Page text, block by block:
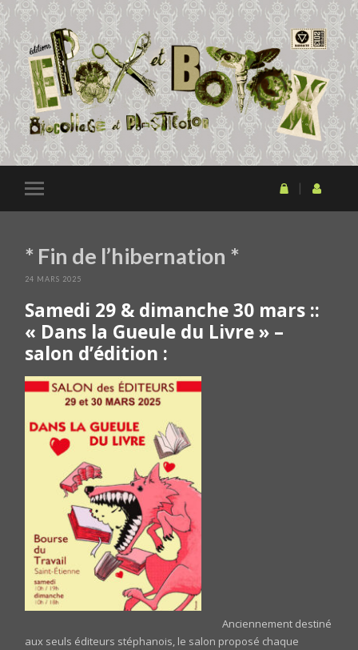
* Fin de l’hibernation *
24 MARS 2025
Samedi 29 & dimanche 30 mars ::
« Dans la Gueule du Livre » –
salon d’édition :
Anciennement destiné
aux seuls éditeurs stéphanois, le salon proposé chaque